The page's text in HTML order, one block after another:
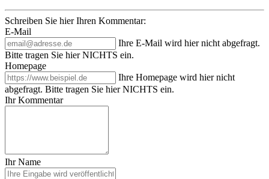
Schreiben Sie hier Ihren Kommentar:
E-Mail
Ihre E-Mail wird hier nicht abgefragt.
Bitte tragen Sie hier NICHTS ein.
Homepage
Ihre Homepage wird hier nicht
abgefragt. Bitte tragen Sie hier NICHTS ein.
Ihr Kommentar
Ihr Name